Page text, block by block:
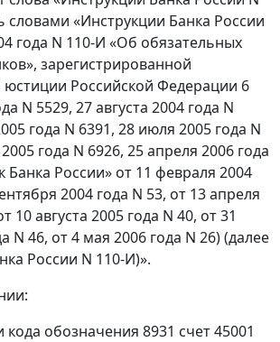
словами «Инструкции Банка России
года N 110-И «Об обязательных
зарегистрированной
Российской Федерации 6
N 5529, 27 августа 2004 года N
года N 6391, 28 июля 2005 года N
года N 6926, 25 апреля 2006 года
Банка России» от 11 февраля 2004
2004 года N 53, от 13 апреля
10 августа 2005 года N 40, от 31
N 46, от 4 мая 2006 года N 26) (далее
России N 110-И)».
кода обозначения 8931 счет 45001